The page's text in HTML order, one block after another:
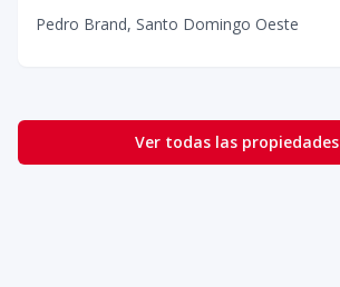
Pedro Brand, Santo Domingo Oeste
Ver todas las propiedades